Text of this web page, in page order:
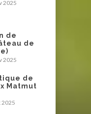
2025
de
de
2025
de
Matmut
2025